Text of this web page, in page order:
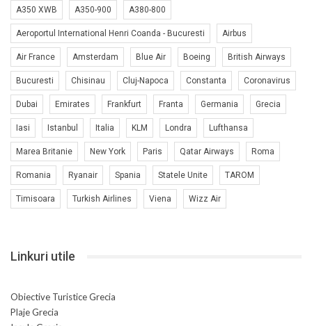
A350 XWB A350-900 A380-800
Aeroportul International Henri Coanda - Bucuresti Airbus
Air France Amsterdam Blue Air Boeing British Airways
Bucuresti Chisinau Cluj-Napoca Constanta Coronavirus
Dubai Emirates Frankfurt Franta Germania Grecia
Iasi Istanbul Italia KLM Londra Lufthansa
Marea Britanie New York Paris Qatar Airways Roma
Romania Ryanair Spania Statele Unite TAROM
Timisoara Turkish Airlines Viena Wizz Air
Linkuri utile
Obiective Turistice Grecia
Plaje Grecia